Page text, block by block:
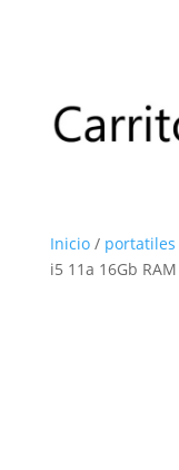
Inicio/ portatiles
i5 11a 16Gb RAM